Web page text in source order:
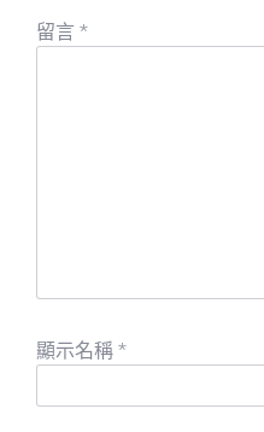
留言 *
顯示名稱 *